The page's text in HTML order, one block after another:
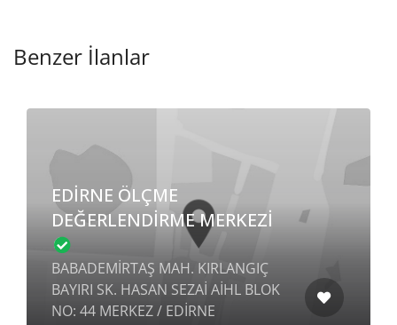
Benzer İlanlar
EDİRNE ÖLÇME
DEĞERLENDİRME MERKEZİ
BABADEMİRTAŞ MAH. KIRLANGIÇ
BAYIRI SK. HASAN SEZAİ AİHL BLOK
NO: 44 MERKEZ / EDİRNE